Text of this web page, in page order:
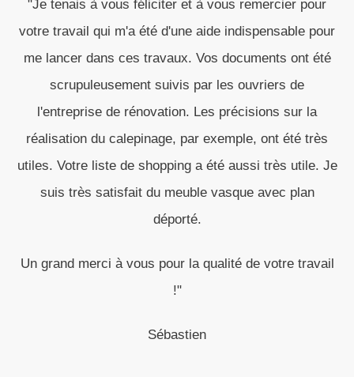
"Je tenais à vous féliciter et à vous remercier pour
votre travail qui m'a été d'une aide indispensable pour
me lancer dans ces travaux. Vos documents ont été
scrupuleusement suivis par les ouvriers de
l'entreprise de rénovation. Les précisions sur la
réalisation du calepinage, par exemple, ont été très
utiles. Votre liste de shopping a été aussi très utile. Je
suis très satisfait du meuble vasque avec plan
déporté.
Un grand merci à vous pour la qualité de votre travail
!"
Sébastien